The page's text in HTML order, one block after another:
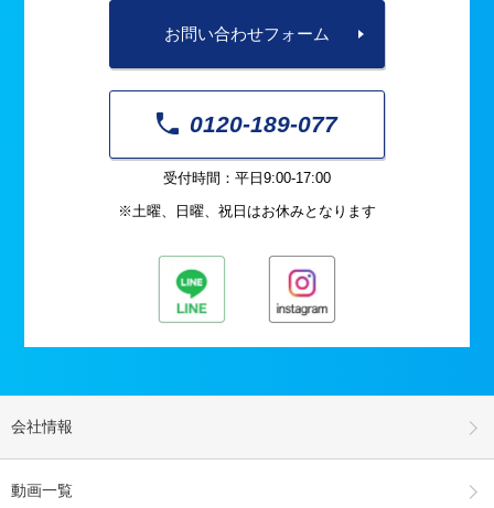
お問い合わせフォーム
0120-189-077
受付時間：平日9:00-17:00
※土曜、日曜、祝日はお休みとなります
会社情報
動画一覧